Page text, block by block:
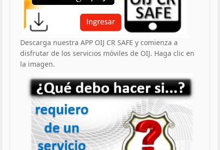
Descarga nuestra APP OIJ CR SAFE y comienza a
disfrutar de los servicios móviles de OIJ. Haga clic en
la imagen.